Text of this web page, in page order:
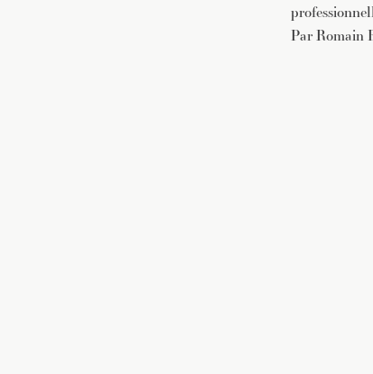
Par Romain